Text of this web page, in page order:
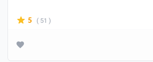
5 ( 51 )